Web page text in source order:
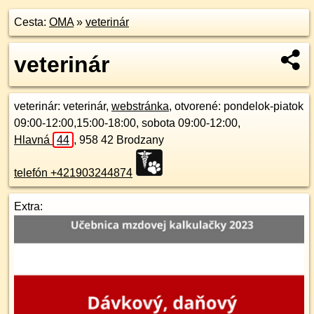
Cesta: OMA» veterinár
veterinár
veterinár: veterinár, webstránka, otvorené: pondelok-piatok
09:00-12:00,15:00-18:00, sobota 09:00-12:00,
Hlavná
44 , 958 42 Brodzany
telefón +421903244874
Extra: